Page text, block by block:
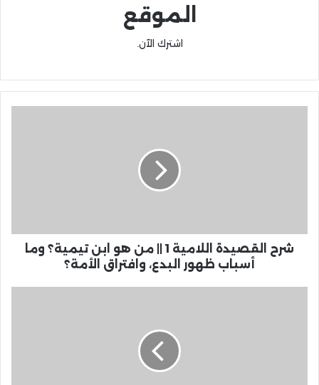
الموقع
اشترك الآن.
شرح القصيدة اللامية 1 || من هو ابن تيمية؟ وما
أسباب ظهور البدع، وافتراق الأمة؟